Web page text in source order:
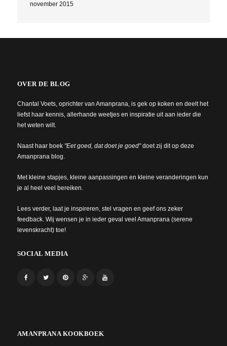
november 2015
OVER DE BLOG
Chantal Voets, oprichter van Amanprana, is gek op koken en deelt het
liefst haar kennis, allerhande weetjes en inspiratie uit aan ieder die
het weten wilt.
Naast haar boek "Eet goed, dat doet je goed"doet zij dit op deze
Amanprana blog.
Met kleine stapjes, kleine aanpassingen en kleine veranderingen kun
je al heel veel bereiken.
Lees verder, laat je inspireren, stel vragen en geef ons zeker
feedback. Wij wensen je in ieder geval veel Amanprana (serene
levenskracht) toe!
SOCIAL MEDIA
AMANPRANA KOOKBOEK